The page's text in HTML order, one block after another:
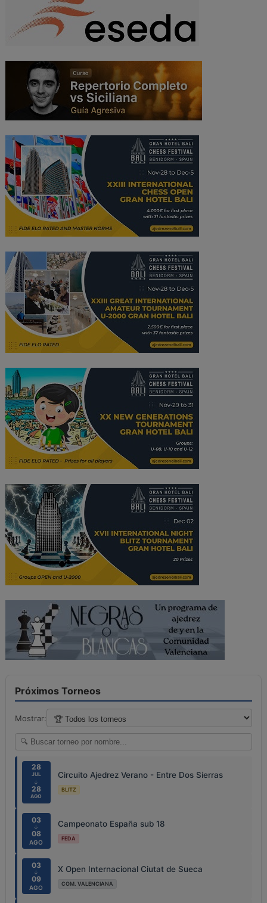
Próximos Torneos
Mostrar:
28
JUL
↓
28
AGO
Circuito Ajedrez Verano - Entre Dos Sierras
BLITZ
03
↓
08
AGO
Campeonato España sub 18
FEDA
03
↓
09
AGO
X Open Internacional Ciutat de Sueca
COM. VALENCIANA